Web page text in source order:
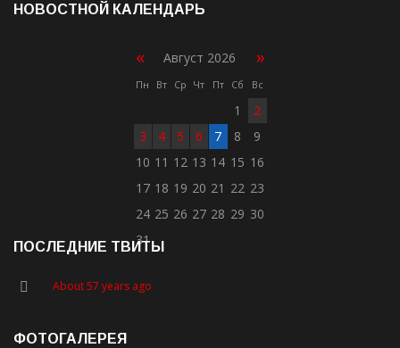
НОВОСТНОЙ КАЛЕНДАРЬ
« Август 2026 »
Пн Вт Ср Чт Пт Сб Вс
1
2
3
4 5 6 7 8
9
10 11 12 13 14 15 16
17 18 19 20 21 22 23
24 25 26 27 28 29 30
31
ПОСЛЕДНИЕ ТВИТЫ
About 57 years ago
ФОТОГАЛЕРЕЯ